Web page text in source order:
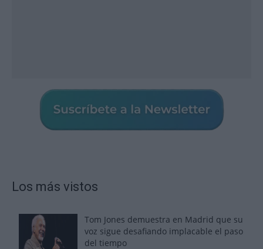
Los más vistos
Tom Jones demuestra en Madrid que su
voz sigue desafiando implacable el paso
del tiempo